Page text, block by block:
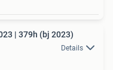
| 379h (bj 2023)
Details